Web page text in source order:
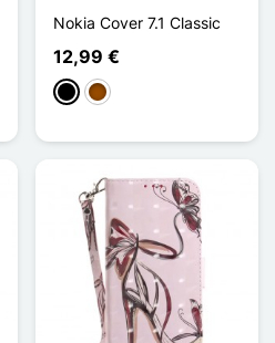
Nokia Cover 7.1 Classic
12,99 €
NegroMarrón